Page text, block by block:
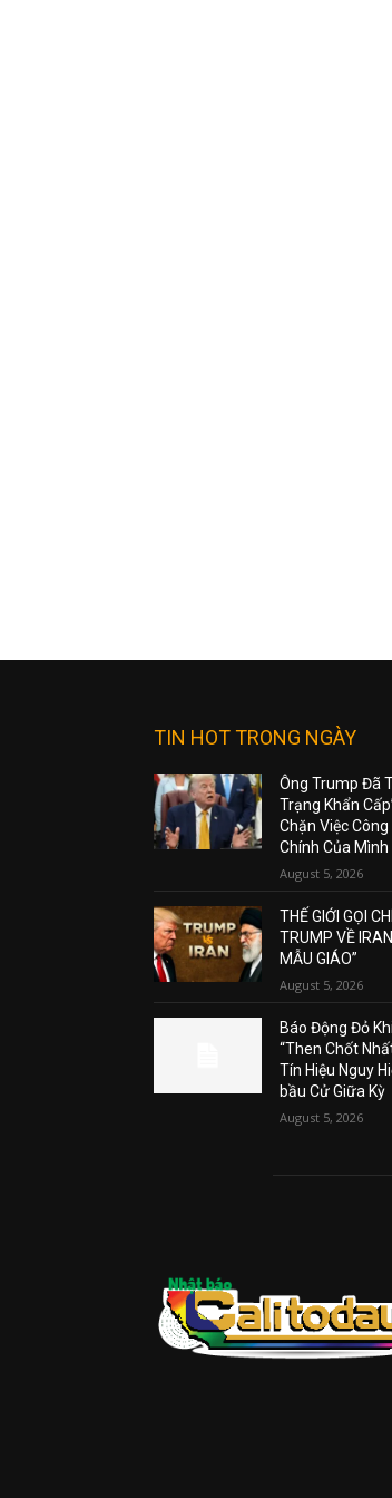
TIN HOT TRONG NGÀY
Ông Trump Đã
Trạng Khẩn
Chặn Việc Công
Chính Của
August 5, 2026
THẾ GIỚI GỌI
TRUMP VỀ
MẪU GIÁO”
August 5, 2026
Báo Động Đỏ
“Then Chốt
Tín Hiệu Nguy
bầu Cử Giữa Kỳ
August 5, 2026